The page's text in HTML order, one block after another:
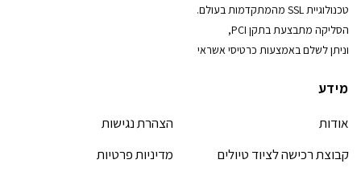
טכנולוגיית SSL מהמתקדמות בעולם.
הסליקה מתבצעת בתקן PCI,
וניתן לשלם באמצעות כרטיסי אשראי
מידע
אודות
קבוצת רכישה לציוד טיולים
הצהרת נגישות
מדיניות פרטיות